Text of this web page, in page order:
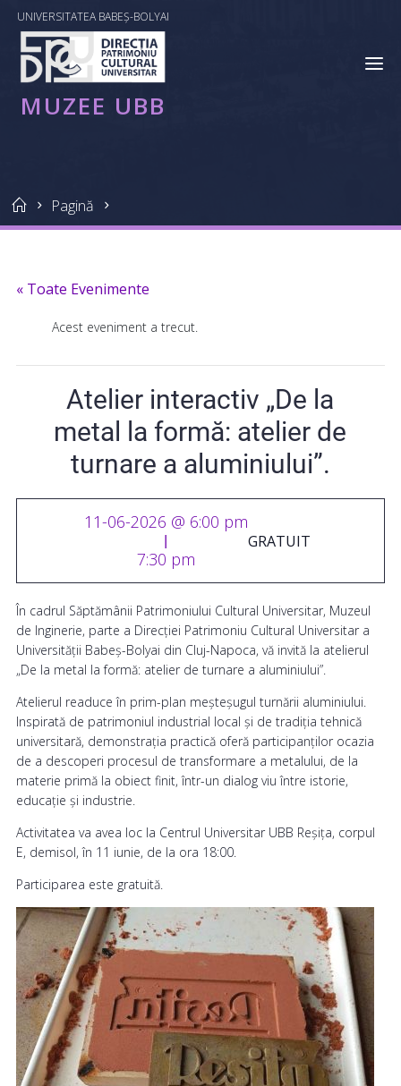
Skip
content
conținut
UNIVERSITATEA BABEȘ-BOLYAI
MUZEE
UBB
MUZEE UBB
HomePagină
« Toate Evenimente
Acest eveniment a trecut.
Atelier interactiv „De la
metal la formă: atelier de
turnare a aluminiului”.
11-06-2026 @ 6:00 pm
|
7:30 pm
GRATUIT
În cadrul Săptămânii Patrimoniului Cultural Universitar, Muzeul
de Inginerie, parte a Direcției Patrimoniu Cultural Universitar a
Universității Babeș-Bolyai din Cluj-Napoca, vă invită la atelierul
„De la metal la formă: atelier de turnare a aluminiului”.
Atelierul readuce în prim-plan meșteșugul turnării aluminiului.
Inspirată de patrimoniul industrial local și de tradiția tehnică
universitară, demonstrația practică oferă participanților ocazia
de a descoperi procesul de transformare a metalului, de la
materie primă la obiect finit, într-un dialog viu între istorie,
educație și industrie.
Activitatea va avea loc la Centrul Universitar UBB Reșița, corpul
E, demisol, în 11 iunie, de la ora 18:00.
Participarea este gratuită.